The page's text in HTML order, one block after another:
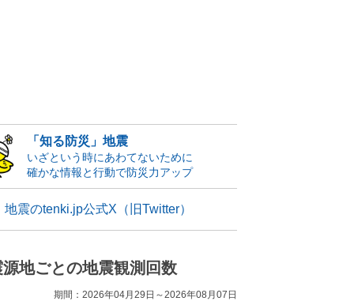
「知る防災」地震
いざという時にあわてないために
確かな情報と行動で防災力アップ
地震のtenki.jp公式X（旧Twitter）
源地ごとの地震観測回数
期間：2026年04月29日～2026年08月07日